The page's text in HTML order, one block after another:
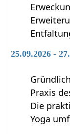
25.09.2026 -
Praxis
Die
Yoga